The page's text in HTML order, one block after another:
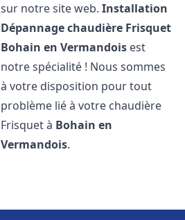
sur notre site web.Installation
Dépannage chaudière Frisquet
Bohain en Vermandois est
notre spécialité ! Nous sommes
à votre disposition pour tout
problème lié à votre chaudière
Frisquet à Bohain en
Vermandois.